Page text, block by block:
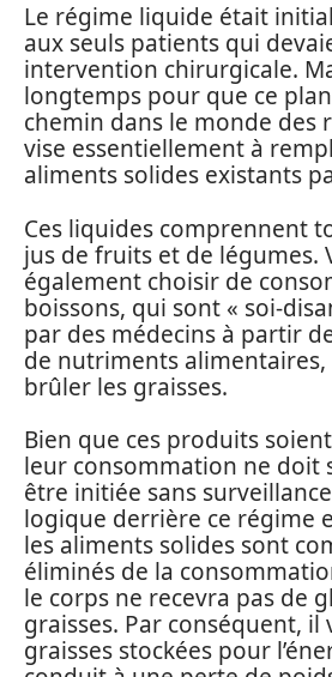
Le régime liquide était
aux seuls patients qui
intervention chirurgicale.
longtemps pour que ce
chemin dans le monde des
vise essentiellement à
aliments solides existants
Ces liquides comprennent
jus de fruits et de légumes.
également choisir de
boissons, qui sont « soi-
par des médecins à partir
de nutriments
brûler les graisses.
Bien que ces produits
leur consommation ne doit
être initiée sans
logique derrière ce régime
les aliments solides sont
éliminés de la
le corps ne recevra pas de
graisses. Par conséquent, il
graisses stockées pour